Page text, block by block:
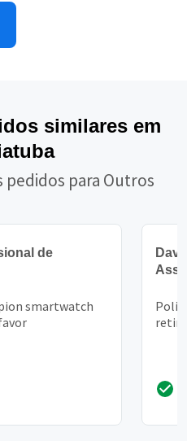
similares em
pedidos para Outros
de
smartwatch